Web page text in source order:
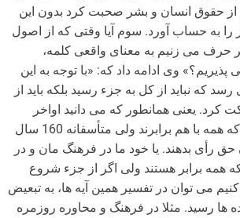
حقوق انسان و بشر صحبت کرد بدون این
را به حساب آورد. سوم آیا وقتی که از اصول
می زنیم به معنای واقعی کلمه،
پذیریم؟» وی ادامه داد که: «با توجه به این
که نباید از کل به جزء رسید بلکه باید از
یعنی همانطور که می دانید اواخر
سده 18 اعلام کردند که همه با هم برابرند ولی متأسفانه 160 سال
رأی بدهند. یا خود ما در فرهنگ مان و در
همه برابر هستند ولی اگر از جزء شروع
می توان در تفسیر همین آیه ها، به تبعیض
ها رسید. مثلا در فرهنگ و محاوره روزمره